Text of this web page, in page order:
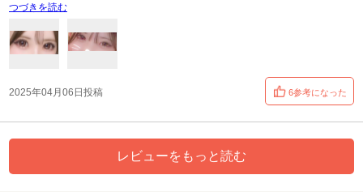
つづきを読む
2025年04月06日投稿 6参考になった
レビューをもっと読む